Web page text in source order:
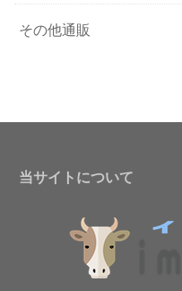
その他通販
当サイトについて